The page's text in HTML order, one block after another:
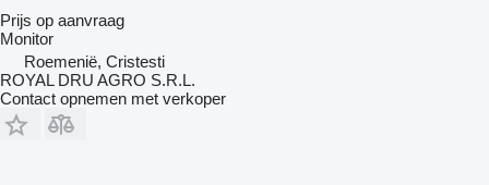
Prijs op aanvraag
Monitor
Roemenië, Cristesti
ROYAL DRU AGRO S.R.L.
Contact opnemen met verkoper